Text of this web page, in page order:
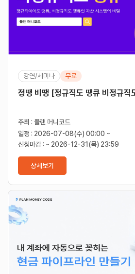
강연/세미나 무료
정땡 비땡 [정규직도 땡큐 비정규직
주최 : 플랜 머니코드
일정 : 2026-07-08(수) 00:00 ~
신청마감 : ~ 2026-12-31(목) 23:59
상세보기